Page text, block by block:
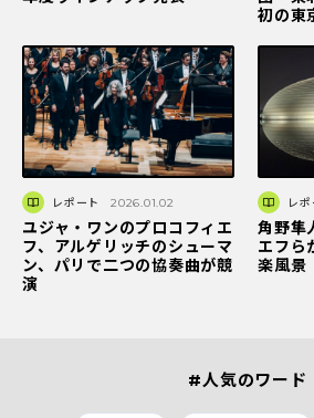
初の東
レポート 2026.01.02
ユジャ・ワンのプロコフィエ
フ、アルゲリッチのシューマ
ン、パリで二つの協奏曲が競
演
レポ
角野隼
エフら
楽風景
#人気のワード